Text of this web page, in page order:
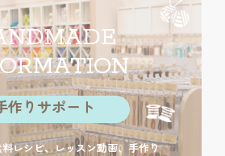
作りサポート
レシピ、レッスン動画、手作り